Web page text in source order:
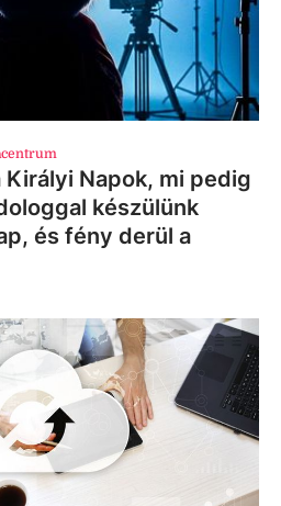
Királyi Napok, mi pedig
készülünk
és fény derül a